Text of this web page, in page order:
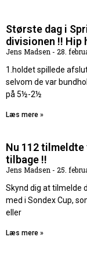
Største dag i
divisionen !! Hip
Jens Madsen
28.
1.holdet spillede
selvom de var
på 5½-2½
Læs mere »
Nu 112 tilmeldte
tilbage !!
Jens Madsen
25.
Skynd dig at tilmelde
med i Sondex Cup,
eller
Læs mere »